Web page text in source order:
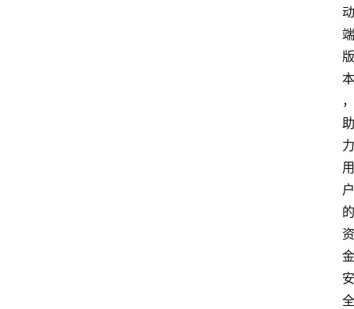
动
端
版
本
，
助
力
用
户
的
资
金
安
全